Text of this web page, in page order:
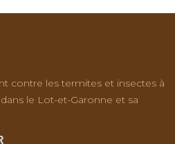
contre les termites et insectes à
le Lot-et-Garonne et sa